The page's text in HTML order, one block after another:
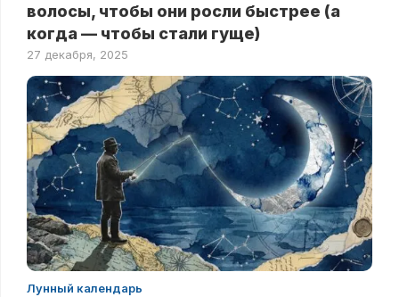
волосы, чтобы они росли быстрее (а
когда — чтобы стали гуще)
27 декабря, 2025
Лунный календарь